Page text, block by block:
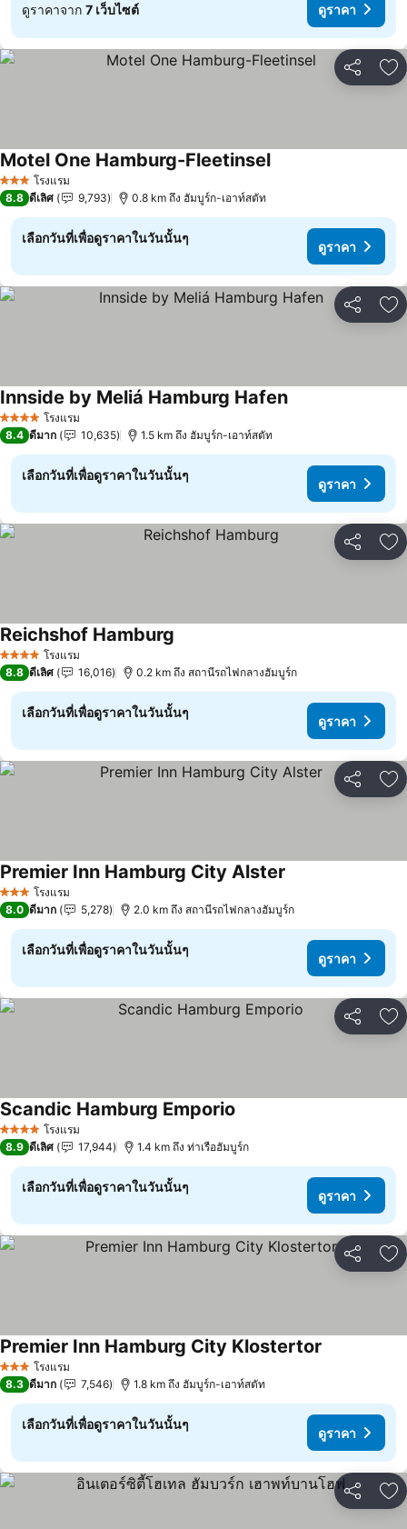
ดูราคาจาก 7 เว็บไซต์ ดูราคา
แชร์ เ
3 ดาว โรงแรม
Motel One Hamburg-Fleetinsel
8.8 ดีเลิศ 9,793 0.8 km ถึง ฮัมบูร์ก-เอาท์สตัท
เลือกวันที่เพื่อดูราคาในวันนั้นๆ
ดูราคา
แชร์ เ
4 ดาว โรงแรม
Innside by Meliá Hamburg Hafen
8.4 ดีมาก 10,635 1.5 km ถึง ฮัมบูร์ก-เอาท์สตัท
เลือกวันที่เพื่อดูราคาในวันนั้นๆ
ดูราคา
แชร์ เ
4 ดาว โรงแรม
Reichshof Hamburg
8.8 ดีเลิศ 16,016 0.2 km ถึง สถานีรถไฟกลางฮัมบูร์ก
เลือกวันที่เพื่อดูราคาในวันนั้นๆ
ดูราคา
แชร์ เ
3 ดาว โรงแรม
Premier Inn Hamburg City Alster
8.0 ดีมาก 5,278 2.0 km ถึง สถานีรถไฟกลางฮัมบูร์ก
เลือกวันที่เพื่อดูราคาในวันนั้นๆ
ดูราคา
แชร์ เ
4 ดาว โรงแรม
Scandic Hamburg Emporio
8.9 ดีเลิศ 17,944 1.4 km ถึง ท่าเรือฮัมบูร์ก
เลือกวันที่เพื่อดูราคาในวันนั้นๆ
ดูราคา
แชร์ เ
3 ดาว โรงแรม
Premier Inn Hamburg City Klostertor
8.3 ดีมาก 7,546 1.8 km ถึง ฮัมบูร์ก-เอาท์สตัท
เลือกวันที่เพื่อดูราคาในวันนั้นๆ
ดูราคา
แชร์ เ